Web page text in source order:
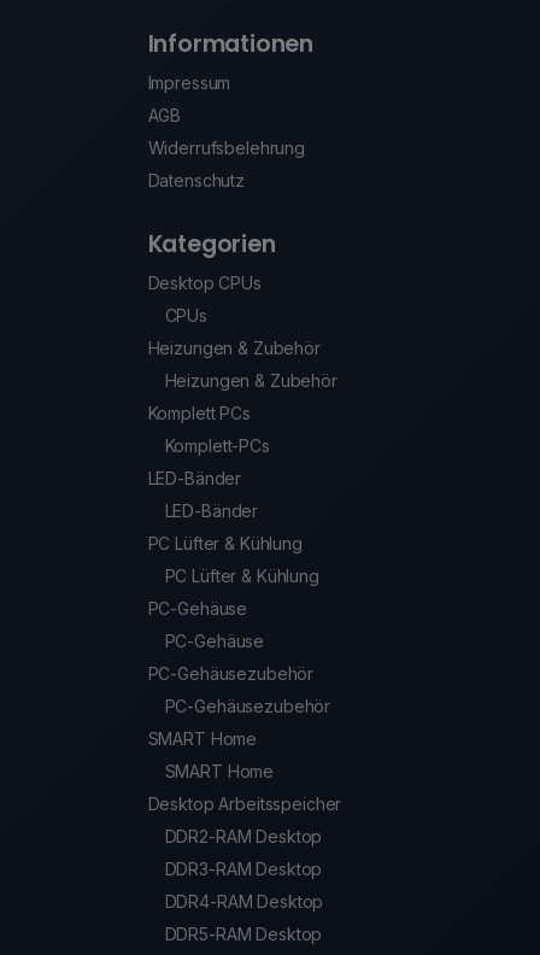
Informationen
Impressum
AGB
Widerrufsbelehrung
Datenschutz
Kategorien
Desktop CPUs
CPUs
Heizungen & Zubehör
Heizungen & Zubehör
Komplett PCs
Komplett-PCs
LED-Bänder
LED-Bänder
PC Lüfter & Kühlung
PC Lüfter & Kühlung
PC-Gehäuse
PC-Gehäuse
PC-Gehäusezubehör
PC-Gehäusezubehör
SMART Home
SMART Home
Desktop Arbeitsspeicher
DDR2-RAM Desktop
DDR3-RAM Desktop
DDR4-RAM Desktop
DDR5-RAM Desktop